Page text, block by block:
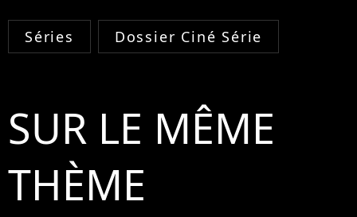
Séries Dossier Ciné Série
SUR LE MÊME
THÈME